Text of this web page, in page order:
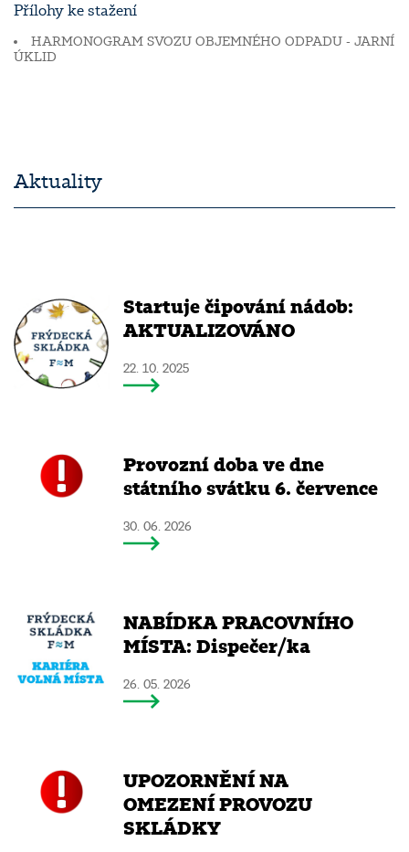
Přílohy ke stažení
HARMONOGRAM SVOZU OBJEMNÉHO ODPADU - JARNÍ
ÚKLID
Aktuality
Startuje čipování nádob:
AKTUALIZOVÁNO
22. 10. 2025
Provozní doba ve dne
státního svátku 6. července
30. 06. 2026
NABÍDKA PRACOVNÍHO
MÍSTA: Dispečer/ka
26. 05. 2026
UPOZORNĚNÍ NA
OMEZENÍ PROVOZU
SKLÁDKY